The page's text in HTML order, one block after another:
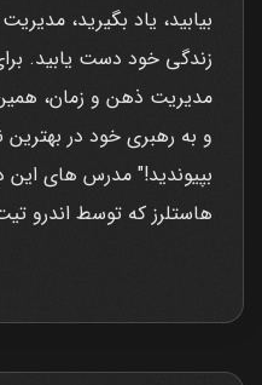
بیابید، یاد بگیرید،
زندگی خود دست یابید.
مدیریت ذهن و زمان،
و به رهبری خود در
بپیوندید!" مدرس های این
هاستلرز که توسط اندرو